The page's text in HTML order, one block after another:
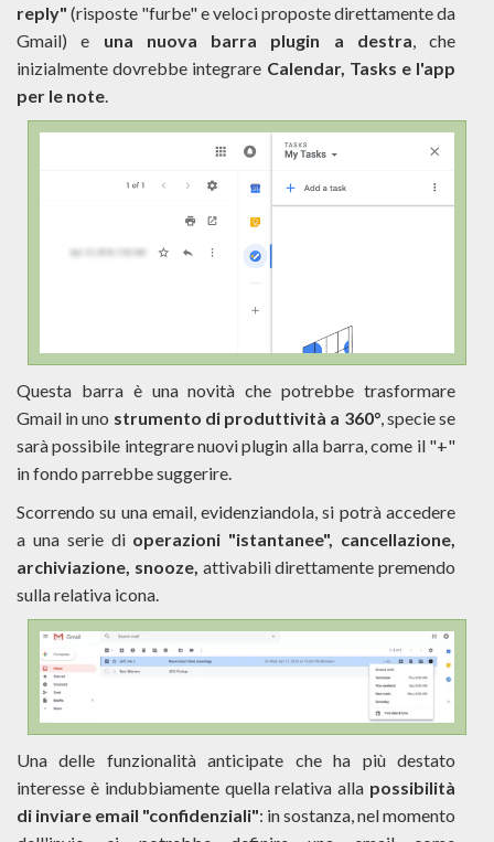
reply" (risposte "furbe" e veloci proposte direttamente da
Gmail) e una nuova barra plugin a destra, che
inizialmente dovrebbe integrare Calendar, Tasks e l'app
per le note.
Questa barra è una novità che potrebbe trasformare
Gmail in uno strumento di produttività a 360°, specie se
sarà possibile integrare nuovi plugin alla barra, come il "+"
in fondo parrebbe suggerire.
Scorrendo su una email, evidenziandola, si potrà accedere
a una serie di operazioni "istantanee", cancellazione,
archiviazione, snooze, attivabili direttamente premendo
sulla relativa icona.
Una delle funzionalità anticipate che ha più destato
interesse è indubbiamente quella relativa alla possibilità
di inviare email "confidenziali": in sostanza, nel momento